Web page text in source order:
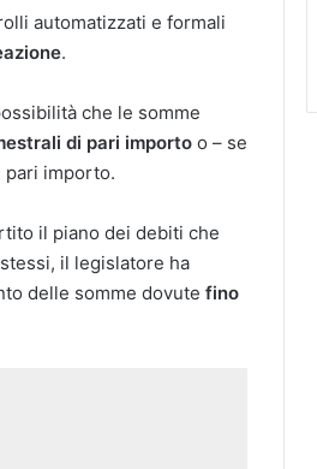
automatizzati e formali
.
che le somme
di pari importo o – se
pari importo.
il piano dei debiti che
il legislatore ha
delle somme dovute fino